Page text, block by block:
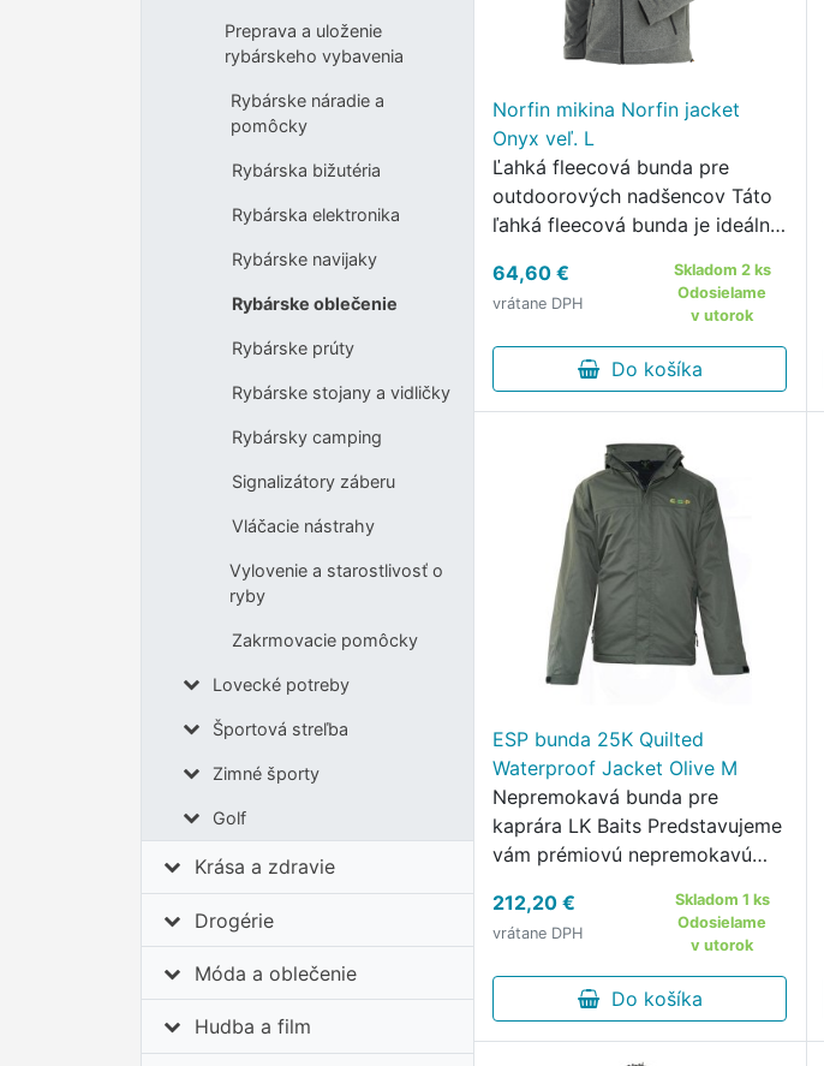
Preprava a uloženie
rybárskeho vybavenia
Rybárske náradie a
pomôcky
Rybárska bižutéria
Rybárska elektronika
Rybárske navijaky
Rybárske oblečenie
Rybárske prúty
Rybárske stojany a vidličky
Rybársky camping
Signalizátory záberu
Vláčacie nástrahy
Vylovenie a starostlivosť o
ryby
Zakrmovacie pomôcky
Lovecké potreby
Športová streľba
Zimné športy
Golf
Krása a zdravie
Drogérie
Móda a oblečenie
Hudba a film
Norfin mikina Norfin jacket
Onyx veľ. L
Ľahká fleecová bunda pre
outdoorových nadšencov Táto
ľahká fleecová bunda je ideálna
nadšencov.
64,60 €
vrátane DPH
Skladom 2 ks
Odosielame
v utorok
Do košíka
ESP bunda 25K Quilted
Waterproof Jacket Olive M
Nepremokavá bunda pre
kaprára LK Baits Predstavujeme
vám prémiovú nepremokavú
212,20 €
vrátane DPH
Skladom 1 ks
Odosielame
v utorok
Do košíka